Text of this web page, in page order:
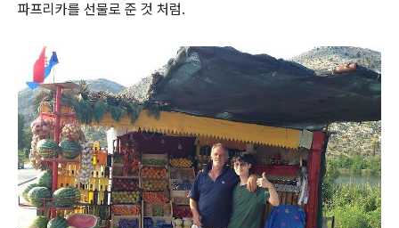
파프리카를 선물로 준 것 처럼.